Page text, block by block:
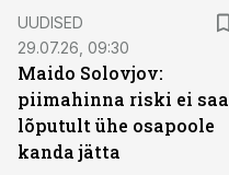
UUDISED
29.07.26, 09:30
Maido Solovjov:
piimahinna riski ei saa
lõputult ühe osapoole
kanda jätta